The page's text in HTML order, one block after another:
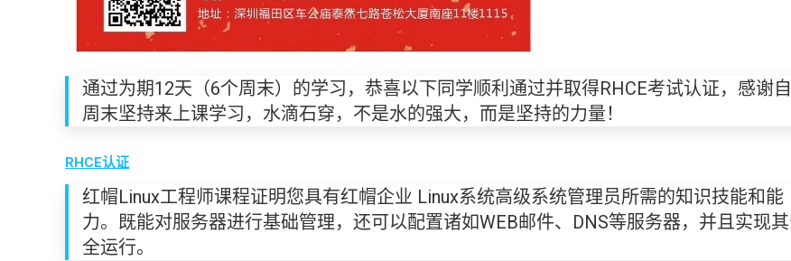
通过为期12天（6个周末）的学习，恭喜以下同学顺利通过并取得RHCE考试认证，感谢
周末坚持来上课学习，水滴石穿，不是水的强大，而是坚持的力量！
RHCE认证
红帽Linux工程师课程证明您具有红帽企业 Linux系统高级系统管理员所需的知识技能和能
力。既能对服务器进行基础管理，还可以配置诸如WEB邮件、DNS等服务器，并且实现
全运行。